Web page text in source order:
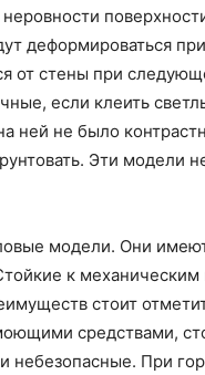
деформироваться
от стены при
если клеить
ней не было
Эти модели
модели. Они
к механическим
стоит
средствами,
небезопасные. При